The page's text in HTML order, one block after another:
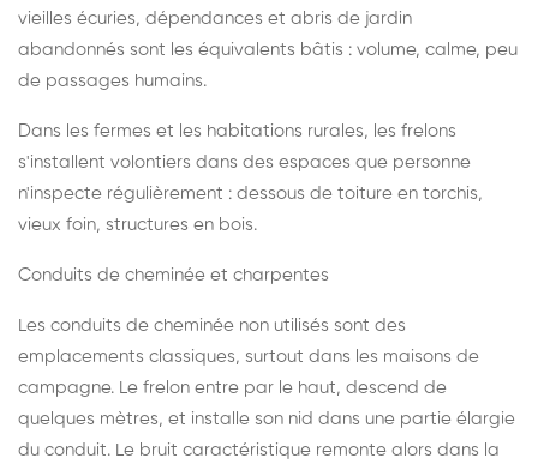
vieilles écuries, dépendances et abris de jardin
abandonnés sont les équivalents bâtis : volume, calme, peu
de passages humains.
Dans les fermes et les habitations rurales, les frelons
s'installent volontiers dans des espaces que personne
n'inspecte régulièrement : dessous de toiture en torchis,
vieux foin, structures en bois.
Conduits de cheminée et charpentes
Les conduits de cheminée non utilisés sont des
emplacements classiques, surtout dans les maisons de
campagne. Le frelon entre par le haut, descend de
quelques mètres, et installe son nid dans une partie élargie
du conduit. Le bruit caractéristique remonte alors dans la